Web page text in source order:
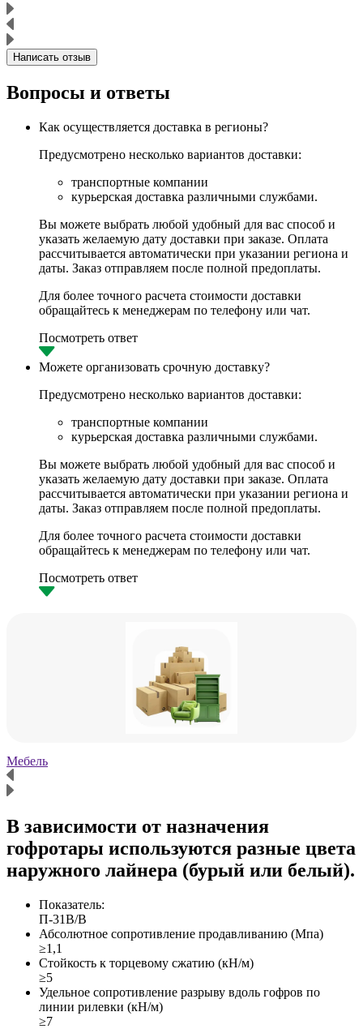
Написать отзыв
Вопросы и ответы
Как осуществляется доставка в регионы?
Предусмотрено несколько вариантов доставки:
транспортные компании
курьерская доставка различными службами.
Вы можете выбрать любой удобный для вас способ и
указать желаемую дату доставки при заказе. Оплата
рассчитывается автоматически при указании региона и
даты. Заказ отправляем после полной предоплаты.
Для более точного расчета стоимости доставки
обращайтесь к менеджерам по телефону или чат.
Посмотреть ответ
Можете организовать срочную доставку?
Предусмотрено несколько вариантов доставки:
транспортные компании
курьерская доставка различными службами.
Вы можете выбрать любой удобный для вас способ и
указать желаемую дату доставки при заказе. Оплата
рассчитывается автоматически при указании региона и
даты. Заказ отправляем после полной предоплаты.
Для более точного расчета стоимости доставки
обращайтесь к менеджерам по телефону или чат.
Посмотреть ответ
Мебель
В зависимости от назначения
гофротары используются разные цвета
наружного лайнера (бурый или белый).
Показатель:
П-31В/B
Абсолютное сопротивление продавливанию (Мпа)
≥1,1
Стойкость к торцевому сжатию (кН/м)
≥5
Удельное сопротивление разрыву вдоль гофров по
линии рилевки (кН/м)
≥7